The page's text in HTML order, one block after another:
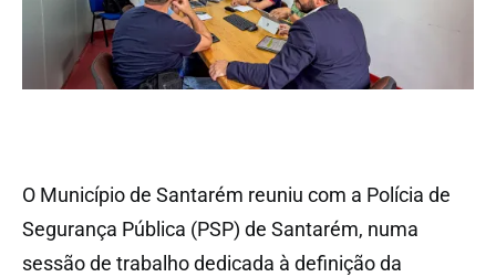
O Município de Santarém reuniu com a Polícia de
Segurança Pública (PSP) de Santarém, numa
sessão de trabalho dedicada à definição da